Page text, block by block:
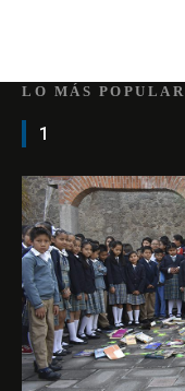
LO MÁS POPULAR
1